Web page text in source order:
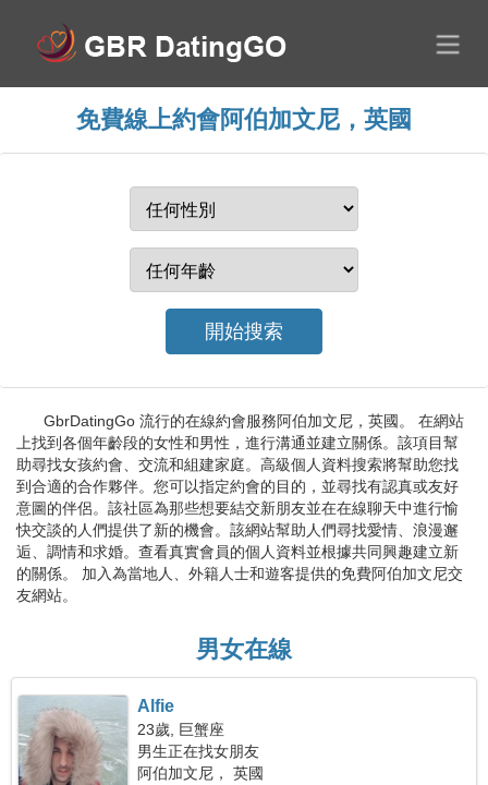
免費線上約會阿伯加文尼，英國
GbrDatingGo 流行的在線約會服務阿伯加文尼，英國。 在網站
上找到各個年齡段的女性和男性，進行溝通並建立關係。該項目幫
助尋找女孩約會、交流和組建家庭。高級個人資料搜索將幫助您找
到合適的合作夥伴。您可以指定約會的目的，並尋找有認真或友好
意圖的伴侶。該社區為那些想要結交新朋友並在在線聊天中進行愉
快交談的人們提供了新的機會。該網站幫助人們尋找愛情、浪漫邂
逅、調情和求婚。查看真實會員的個人資料並根據共同興趣建立新
的關係。 加入為當地人、外籍人士和遊客提供的免費阿伯加文尼交
友網站。
男女在線
Alfie
23歲, 巨蟹座
男生正在找女朋友
阿伯加文尼， 英國